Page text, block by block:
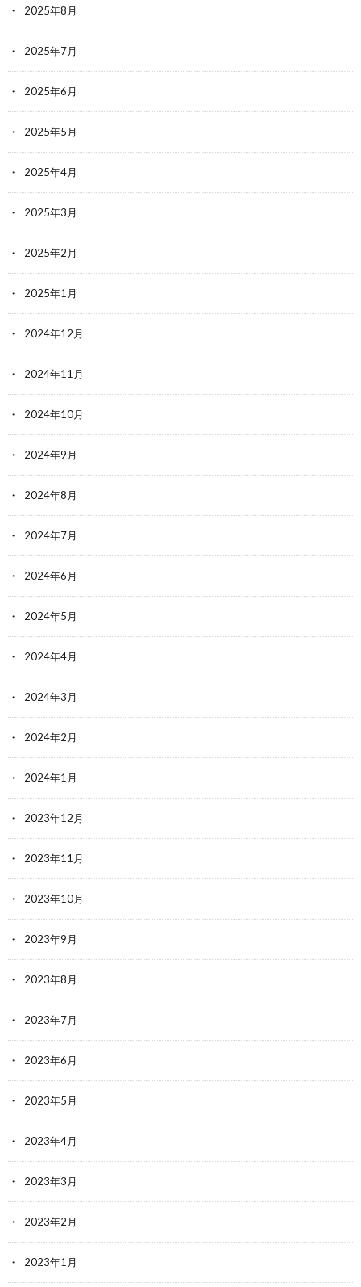
2025年8月
2025年7月
2025年6月
2025年5月
2025年4月
2025年3月
2025年2月
2025年1月
2024年12月
2024年11月
2024年10月
2024年9月
2024年8月
2024年7月
2024年6月
2024年5月
2024年4月
2024年3月
2024年2月
2024年1月
2023年12月
2023年11月
2023年10月
2023年9月
2023年8月
2023年7月
2023年6月
2023年5月
2023年4月
2023年3月
2023年2月
2023年1月